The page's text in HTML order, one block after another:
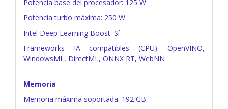
Potencia base del procesador: 125 W
Potencia turbo máxima: 250 W
Intel Deep Learning Boost: Sí
Frameworks IA compatibles (CPU): OpenVINO,
WindowsML, DirectML, ONNX RT, WebNN
Memoria
Memoria máxima soportada: 192 GB